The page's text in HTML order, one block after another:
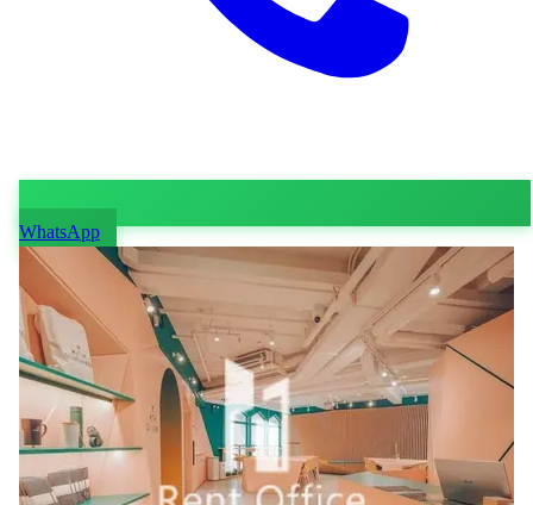
WhatsApp